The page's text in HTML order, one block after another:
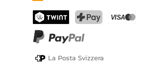
TWINT
La Posta Svizzera